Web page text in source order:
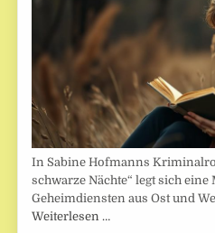
In Sabine Hofmanns
schwarze Nächte“ legt sich
Geheimdiensten aus Ost und
Weiterlesen …